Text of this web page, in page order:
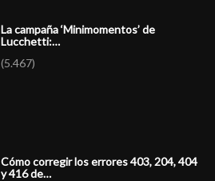
La campaña ‘Minimomentos’ de
Lucchetti:…
(5.467)
Cómo corregir los errores 403, 204, 404
y 416 de…